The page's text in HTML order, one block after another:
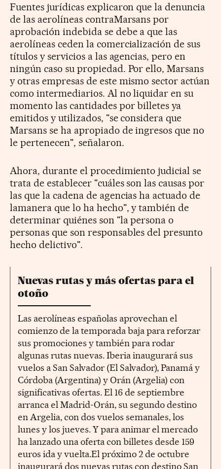
Fuentes jurídicas explicaron que la denuncia
de las aerolíneas contraMarsans por
aprobación indebida se debe a que las
aerolíneas ceden la comercialización de sus
títulos y servicios a las agencias, pero en
ningún caso su propiedad. Por ello, Marsans
y otras empresas de este mismo sector actúan
como intermediarios. Al no liquidar en su
momento las cantidades por billetes ya
emitidos y utilizados, "se considera que
Marsans se ha apropiado de ingresos que no
le pertenecen", señalaron.
Ahora, durante el procedimiento judicial se
trata de establecer "cuáles son las causas por
las que la cadena de agencias ha actuado de
lamanera que lo ha hecho", y también de
determinar quiénes son "la persona o
personas que son responsables del presunto
hecho delictivo".
Nuevas rutas y más ofertas para el
otoño
Las aerolíneas españolas aprovechan el
comienzo de la temporada baja para reforzar
sus promociones y también para rodar
algunas rutas nuevas. Iberia inaugurará sus
vuelos a San Salvador (El Salvador), Panamá y
Córdoba (Argentina) y Orán (Argelia) con
significativas ofertas. El 16 de septiembre
arranca el Madrid-Orán, su segundo destino
en Argelia, con dos vuelos semanales, los
lunes y los jueves. Y para animar el mercado
ha lanzado una oferta con billetes desde 159
euros ida y vuelta.El próximo 2 de octubre
inaugurará dos nuevas rutas con destino San